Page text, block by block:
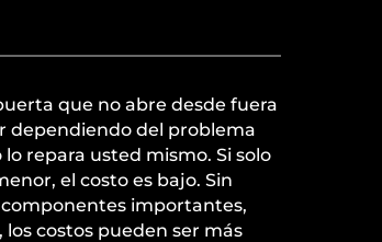
que no abre desde fuera
dependiendo del problema
repara usted mismo. Si solo
el costo es bajo. Sin
importantes,
costos pueden ser más